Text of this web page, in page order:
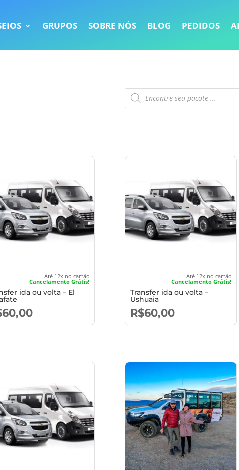
GRUPOS SOBRE NÓS BLOG PEDIDOS
Pesquisar
produtos
Até 12x no cartão
Cancelamento Grátis!
ida ou volta – El
60,00
Até 12x no cartão
Cancelamento Grátis!
Transfer ida ou volta –
Ushuaia
R$60,00